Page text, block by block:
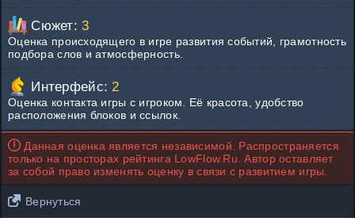
Сюжет:3
Оценка происходящего в игре развития событий, грамотность
подбора слов и атмосферность.
Интерфейс:2
Оценка контакта игры с игроком. Её красота, удобство
расположения блоков и ссылок.
Данная оценка является независимой. Распространяется
только на просторах рейтинга LowFlow.Ru. Автор оставляет
за собой право изменять оценку в связи с развитием игры.
Вернуться